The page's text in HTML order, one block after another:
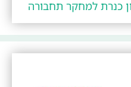
כנרת למחקר תחבורה